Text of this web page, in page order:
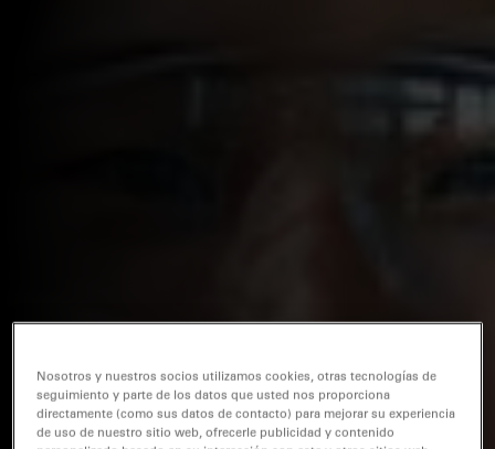
Nosotros y nuestros socios utilizamos cookies, otras tecnologías de
seguimiento y parte de los datos que usted nos proporciona
directamente (como sus datos de contacto) para mejorar su experiencia
de uso de nuestro sitio web, ofrecerle publicidad y contenido